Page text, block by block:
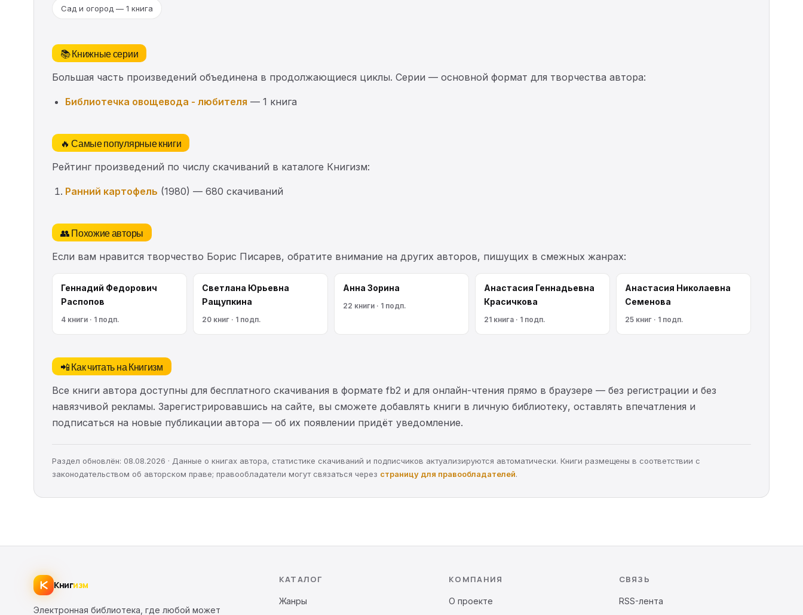
Сад и огород — 1 книга
📚 Книжные серии
Большая часть произведений объединена в продолжающиеся циклы. Серии — основной формат для творчества автора:
Библиотечка овощевода - любителя — 1 книга
🔥 Самые популярные книги
Рейтинг произведений по числу скачиваний в каталоге Книгизм:
Ранний картофель (1980) — 680 скачиваний
👥 Похожие авторы
Если вам нравится творчество Борис Писарев, обратите внимание на других авторов, пишущих в смежных жанрах:
Геннадий Федорович
Распопов
4 книги · 1 подп.
Светлана Юрьевна
Ращупкина
20 книг · 1 подп.
Анна Зорина
22 книги · 1 подп.
Анастасия Геннадьевна
Красичкова
21 книга · 1 подп.
Анастасия Николаевна
Семенова
25 книг · 1 подп.
📲 Как читать на Книгизм
Все книги автора доступны для бесплатного скачивания в формате fb2 и для онлайн-чтения прямо в браузере — без регистрации и без
навязчивой рекламы. Зарегистрировавшись на сайте, вы сможете добавлять книги в личную библиотеку, оставлять впечатления и
подписаться на новые публикации автора — об их появлении придёт уведомление.
Раздел обновлён: 08.08.2026 · Данные о книгах автора, статистике скачиваний и подписчиков актуализируются автоматически. Книги размещены в соответствии с
законодательством об авторском праве; правообладатели могут связаться через страницу для правообладателей.
Книгизм
Электронная библиотека, где любой может
КАТАЛОГ
Жанры
КОМПАНИЯ
О проекте
СВЯЗЬ
RSS-лента